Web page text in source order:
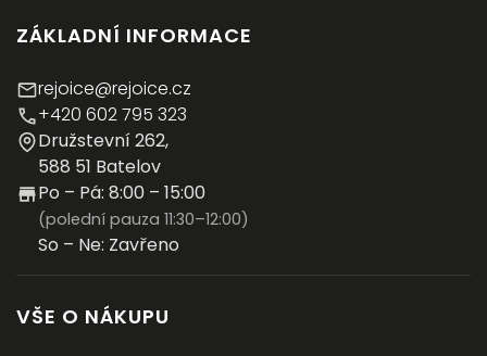
ZÁKLADNÍ INFORMACE
rejoice@rejoice.cz
+420 602 795 323
Družstevní 262,
588 51 Batelov
Po – Pá: 8:00 – 15:00
(polední pauza 11:30–12:00)
So – Ne: Zavřeno
VŠE O NÁKUPU